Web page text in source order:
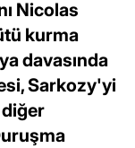
Nicolas
kurma
davasında
Sarkozy'yi